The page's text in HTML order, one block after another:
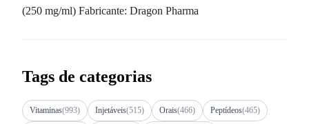
(250 mg/ml) Fabricante: Dragon Pharma
Tags de categorias
Vitaminas(993) Injetáveis(515) Orais(466) Peptídeos(465)